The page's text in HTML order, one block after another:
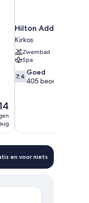
Hilton Addis Ababa
Kirkos
Zwembad
Spa
7.4
van
7,4 Goed
405 beoordelingen
en voor niets